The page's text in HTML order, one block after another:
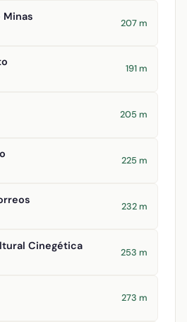
Minas
207 m
191 m
205 m
225 m
232 m
Cinegética
253 m
273 m